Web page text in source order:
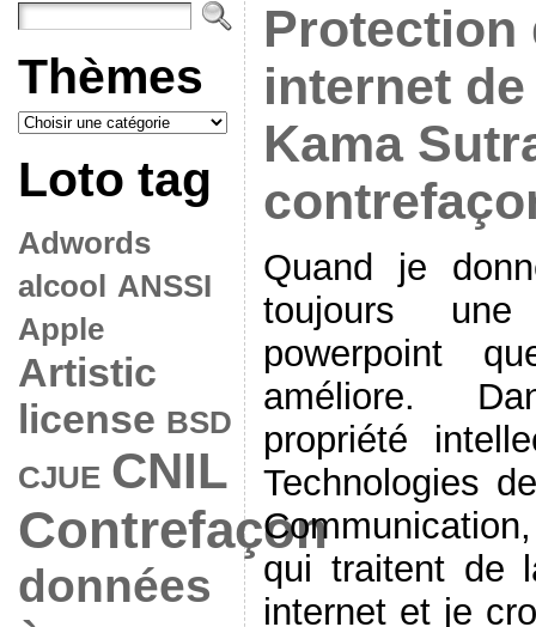
Thèmes
Loto tag
Adwords
alcool
ANSSI
Apple
Artistic
license BSD
CJUE CNIL
Contrefaçon
données
Protection
internet
Kama
Quand je
toujours
powerpoint
améliore.
propriété
Technologies
qui traitent de
internet et je